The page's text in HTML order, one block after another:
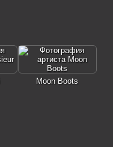
Moon Boots